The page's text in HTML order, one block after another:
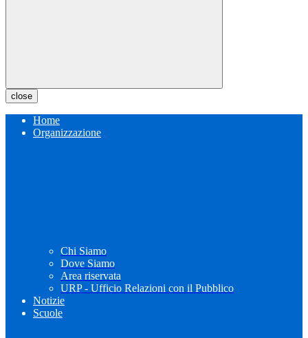
close
Home
Organizzazione
Chi Siamo
Dove Siamo
Area riservata
URP - Ufficio Relazioni con il Pubblico
Notizie
Scuole